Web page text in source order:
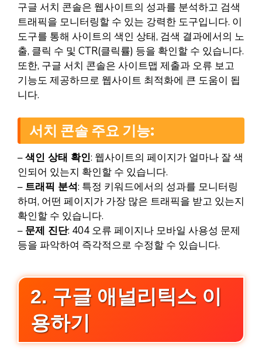
구글 서치 콘솔은 웹사이트의 성과를 분석하고 검색
트래픽을 모니터링할 수 있는 강력한 도구입니다. 이
도구를 통해 사이트의 색인 상태, 검색 결과에서의 노
출, 클릭 수 및 CTR(클릭률) 등을 확인할 수 있습니다.
또한, 구글 서치 콘솔은 사이트맵 제출과 오류 보고
기능도 제공하므로 웹사이트 최적화에 큰 도움이 됩
니다.
서치 콘솔 주요 기능:
–색인 상태 확인: 웹사이트의 페이지가 얼마나 잘 색
인되어 있는지 확인할 수 있습니다.
– 트래픽 분석: 특정 키워드에서의 성과를 모니터링
하며, 어떤 페이지가 가장 많은 트래픽을 받고 있는지
확인할 수 있습니다.
– 문제 진단: 404 오류 페이지나 모바일 사용성 문제
등을 파악하여 즉각적으로 수정할 수 있습니다.
2. 구글 애널리틱스 이
용하기